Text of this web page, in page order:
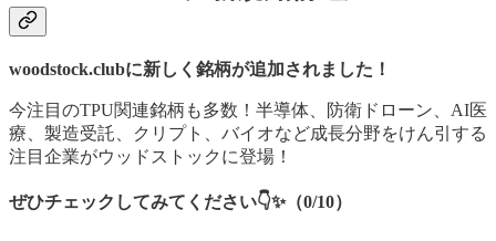
woodstock.clubに新しく銘柄が追加されました！
今注目のTPU関連銘柄も多数！半導体、防衛ドローン、AI医
療、製造受託、クリプト、バイオなど成長分野をけん引する
注目企業がウッドストックに登場！
ぜひチェックしてみてください👇✨（0/10）